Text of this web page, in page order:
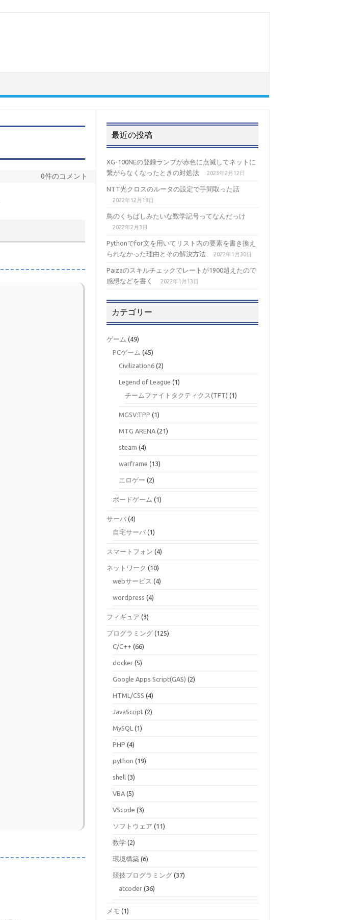
0件のコメント
最近の投稿
XG-100NEの登録ランプが赤色に点滅してネットに
繋がらなくなったときの対処法
2023年2月12日
NTT光クロスのルータの設定で手間取った話
2022年12月18日
鳥のくちばしみたいな数学記号ってなんだっけ
2022年2月3日
Pythonでfor文を用いてリスト内の要素を書き換え
られなかった理由とその解決方法
2022年1月30日
Paizaのスキルチェックでレートが1900超えたので
感想などを書く
2022年1月13日
カテゴリー
ゲーム (49)
PCゲーム (45)
Civilization6 (2)
Legend of League (1)
チームファイトタクティクス(TFT) (1)
MGSV:TPP (1)
MTG ARENA (21)
steam (4)
warframe (13)
エロゲー (2)
ボードゲーム (1)
サーバ (4)
自宅サーバ (1)
スマートフォン (4)
ネットワーク (10)
webサービス (4)
wordpress (4)
フィギュア (3)
プログラミング (125)
C/C++ (66)
docker (5)
Google Apps Script(GAS) (2)
HTML/CSS (4)
JavaScript (2)
MySQL (1)
PHP (4)
python (19)
shell (3)
VBA (5)
VScode (3)
ソフトウェア (11)
数学 (2)
環境構築 (6)
競技プログラミング (37)
atcoder (36)
メモ (1)